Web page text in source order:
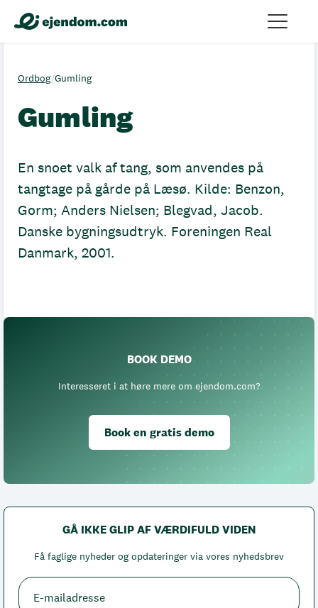
Ordbog/Gumling
Gumling
En snoet valk af tang, som anvendes på
tangtage på gårde på Læsø. Kilde: Benzon,
Gorm; Anders Nielsen; Blegvad, Jacob.
Danske bygningsudtryk. Foreningen Real
Danmark, 2001.
BOOK DEMO
Interesseret i at høre mere om ejendom.com?
Book en gratis demo
GÅ IKKE GLIP AF VÆRDIFULD VIDEN
Få faglige nyheder og opdateringer via vores nyhedsbrev